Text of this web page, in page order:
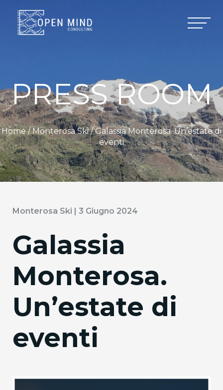
PRESS ROOM
Home /Monterosa Ski/ Galassia Monterosa. Un’estate di
eventi
Monterosa Ski | 3 Giugno 2024
Galassia
Monterosa.
Un’estate di
eventi